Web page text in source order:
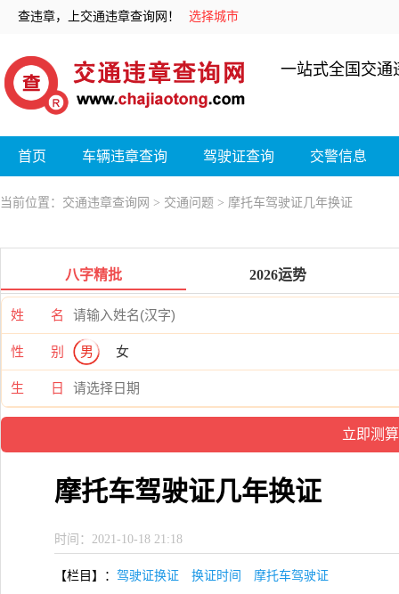
查违章，上交通违章查询网！ 选择城市
一站式全国交通
首页 车辆违章查询 驾驶证查询 交警信息
当前位置： 交通违章查询网 > 交通问题 > 摩托车驾驶证几年换证
八字精批 2026运势
姓 名
性 别 男 女
生 日
摩托车驾驶证几年换证
时间：2021-10-18 21:18
【栏目】： 驾驶证换证 换证时间 摩托车驾驶证